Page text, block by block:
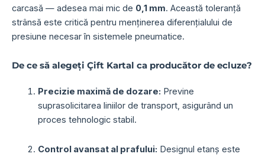
carcasă — adesea mai mic de 0,1 mm. Această toleranță
strânsă este critică pentru menținerea diferențialului de
presiune necesar în sistemele pneumatice.
De ce să alegeți Çift Kartal ca producător de ecluze?
Precizie maximă de dozare: Previne
suprasolicitarea liniilor de transport, asigurând un
proces tehnologic stabil.
Control avansat al prafului: Designul etanș este